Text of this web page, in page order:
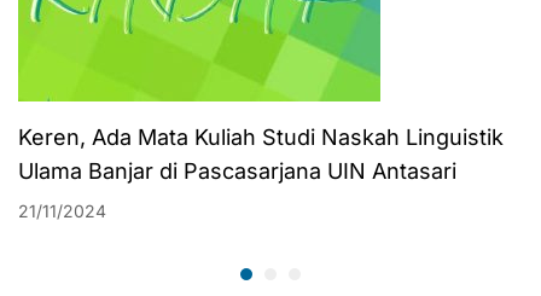
Keren, Ada Mata Kuliah Studi Naskah Linguistik
Ulama Banjar di Pascasarjana UIN Antasari
21/11/2024